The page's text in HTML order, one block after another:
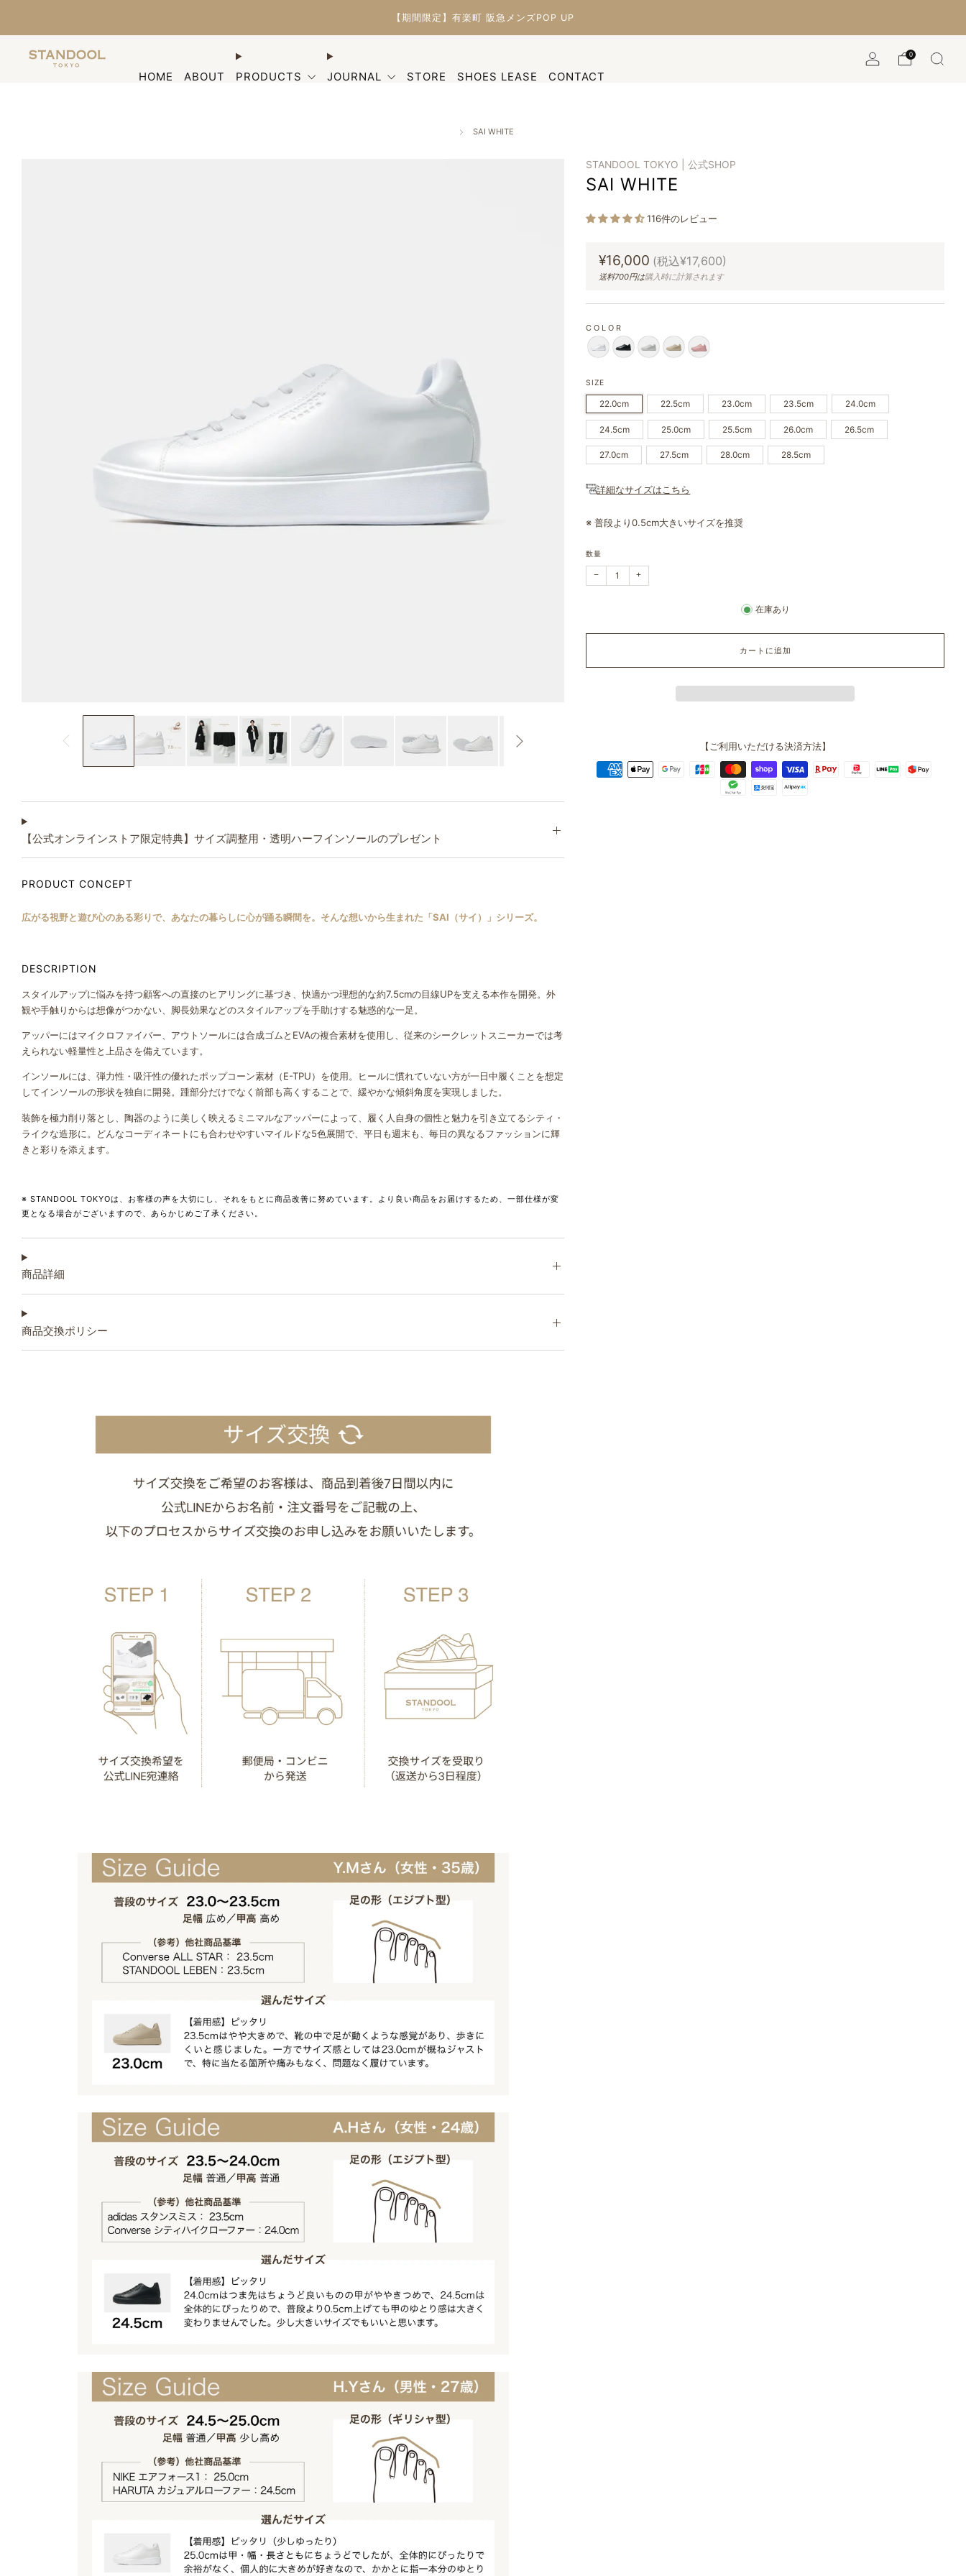
【期間限定】有楽町 阪急メンズPOP UP
HOME ABOUT PRODUCTS JOURNAL STORE SHOES LEASE CONTACT
0
SAI WHITE
STANDOOL TOKYO | 公式SHOP
SAI WHITE
116件のレビュー
通
常
¥16,000 (税込¥17,600)
送料700円は購入時に計算されます
COLOR
SIZE
22.0cm 22.5cm 23.0cm 23.5cm 24.0cm
24.5cm 25.0cm 25.5cm 26.0cm 26.5cm
27.0cm 27.5cm 28.0cm 28.5cm
詳細なサイズはこちら
※ 普段より0.5cm大きいサイズを推奨
数量
−購 +購
在庫あり
カートに追加
【ご利用いただける決済方法】
【公式オンラインストア限定特典】サイズ調整用・透明ハーフインソールのプレゼント
PRODUCT CONCEPT
広がる視野と遊び心のある彩りで、あなたの暮らしに心が踊る瞬間を。そんな想いから生まれた「SAI（サイ）」シリーズ。
DESCRIPTION
スタイルアップに悩みを持つ顧客への直接のヒアリングに基づき、快適かつ理想的な約7.5cmの目線UPを支える本作を開発。外
観や手触りからは想像がつかない、脚長効果などのスタイルアップを手助けする魅惑的な一足。
アッパーにはマイクロファイバー、アウトソールには合成ゴムとEVAの複合素材を使用し、従来のシークレットスニーカーでは考
えられない軽量性と上品さを備えています。
インソールには、弾力性・吸汗性の優れたポップコーン素材（E-TPU）を使用。ヒールに慣れていない方が一日中履くことを想定
してインソールの形状を独自に開発。踵部分だけでなく前部も高くすることで、緩やかな傾斜角度を実現しました。
装飾を極力削り落とし、陶器のように美しく映えるミニマルなアッパーによって、履く人自身の個性と魅力を引き立てるシティ・
ライクな造形に。どんなコーディネートにも合わせやすいマイルドな5色展開で、平日も週末も、毎日の異なるファッションに輝
きと彩りを添えます。
※ STANDOOL TOKYOは、お客様の声を大切にし、それをもとに商品改善に努めています。より良い商品をお届けするため、一部仕様が変
更となる場合がございますので、あらかじめご了承ください。
商品詳細
商品交換ポリシー